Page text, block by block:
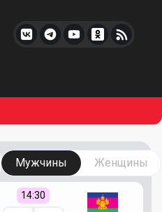
Мужчины Женщины
14:30